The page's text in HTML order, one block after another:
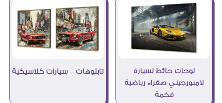
لوحات حائط لسيارة
لامبورجيني صفراء رياضية
فخمة
تابلوهات – سيارات كلاسيكية